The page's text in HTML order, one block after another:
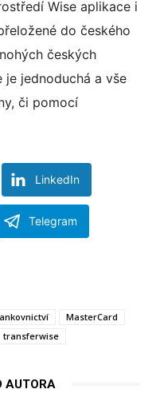
Wise aplikace i
do českého
českých
jednoduchá a vše
či pomocí
LinkedIn
Telegram
MasterCard
transferwise
AUTORA